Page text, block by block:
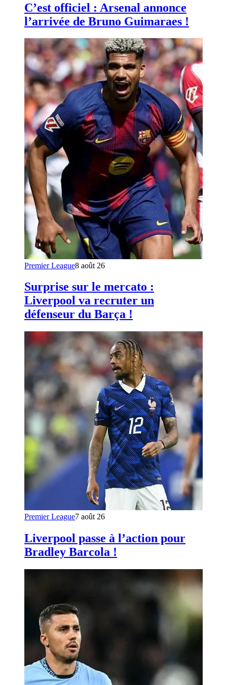
C’est officiel : Arsenal annonce
l’arrivée de Bruno Guimaraes !
Premier League8 août 26
Surprise sur le mercato :
Liverpool va recruter un
défenseur du Barça !
Premier League7 août 26
Liverpool passe à l’action pour
Bradley Barcola !